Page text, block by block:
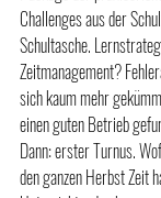
Challenges aus der
Schultasche.
Zeitmanagement?
sich kaum mehr
einen guten Betrieb
Dann: erster Turnus.
den ganzen Herbst Zeit